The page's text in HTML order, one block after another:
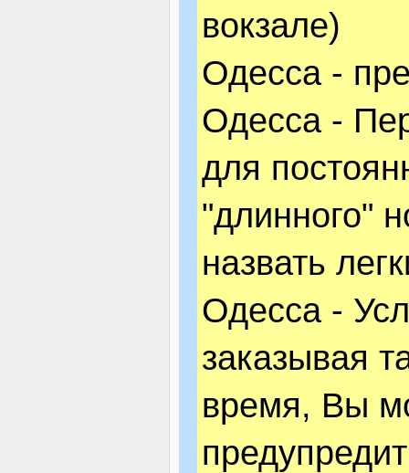
вокзале)
Одесса -
Одесса -
для
"длинного"
назвать
Одесса -
заказывая
время, Вы